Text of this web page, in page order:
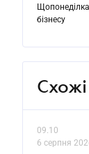
бізнесу
09.10
6 серпня